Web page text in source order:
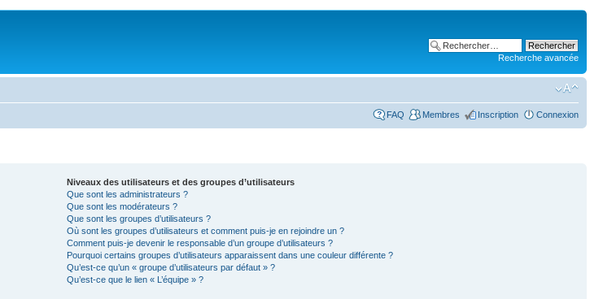
Recherche avancée
FAQ Membres Inscription Connexion
Niveaux des utilisateurs et des groupes d’utilisateurs
Que sont les administrateurs ?
Que sont les modérateurs ?
Que sont les groupes d’utilisateurs ?
Où sont les groupes d’utilisateurs et comment puis-je en rejoindre un ?
Comment puis-je devenir le responsable d’un groupe d’utilisateurs ?
Pourquoi certains groupes d’utilisateurs apparaissent dans une couleur différente ?
Qu’est-ce qu’un « groupe d’utilisateurs par défaut » ?
Qu’est-ce que le lien « L’équipe » ?